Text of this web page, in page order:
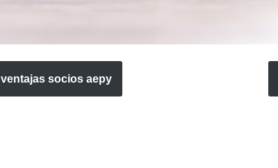
ventajas socios aepy